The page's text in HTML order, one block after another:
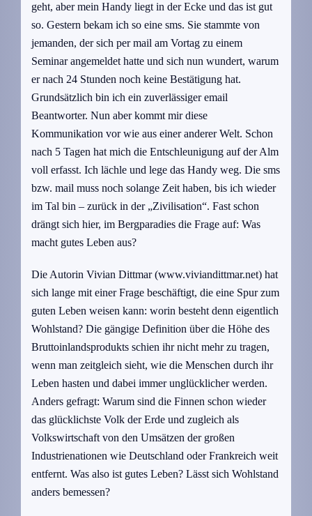
geht, aber mein Handy liegt in der Ecke und das ist gut
so. Gestern bekam ich so eine sms. Sie stammte von
jemanden, der sich per mail am Vortag zu einem
Seminar angemeldet hatte und sich nun wundert, warum
er nach 24 Stunden noch keine Bestätigung hat.
Grundsätzlich bin ich ein zuverlässiger email
Beantworter. Nun aber kommt mir diese
Kommunikation vor wie aus einer anderer Welt. Schon
nach 5 Tagen hat mich die Entschleunigung auf der Alm
voll erfasst. Ich lächle und lege das Handy weg. Die sms
bzw. mail muss noch solange Zeit haben, bis ich wieder
im Tal bin – zurück in der „Zivilisation“. Fast schon
drängt sich hier, im Bergparadies die Frage auf: Was
macht gutes Leben aus?
Die Autorin Vivian Dittmar (www.viviandittmar.net) hat
sich lange mit einer Frage beschäftigt, die eine Spur zum
guten Leben weisen kann: worin besteht denn eigentlich
Wohlstand? Die gängige Definition über die Höhe des
Bruttoinlandsprodukts schien ihr nicht mehr zu tragen,
wenn man zeitgleich sieht, wie die Menschen durch ihr
Leben hasten und dabei immer unglücklicher werden.
Anders gefragt: Warum sind die Finnen schon wieder
das glücklichste Volk der Erde und zugleich als
Volkswirtschaft von den Umsätzen der großen
Industrienationen wie Deutschland oder Frankreich weit
entfernt. Was also ist gutes Leben? Lässt sich Wohlstand
anders bemessen?